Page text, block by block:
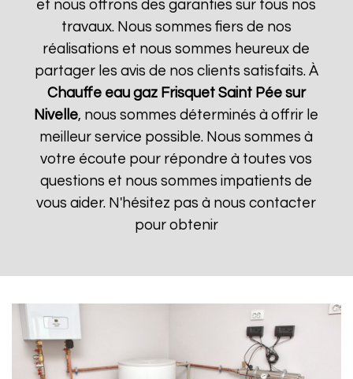
et nous offrons des garanties sur tous nos
travaux. Nous sommes fiers de nos
réalisations et nous sommes heureux de
partager les avis de nos clients satisfaits. À
Chauffe eau gaz Frisquet Saint Pée sur
Nivelle, nous sommes déterminés à offrir le
meilleur service possible. Nous sommes à
votre écoute pour répondre à toutes vos
questions et nous sommes impatients de
vous aider. N'hésitez pas à nous contacter
pour obtenir